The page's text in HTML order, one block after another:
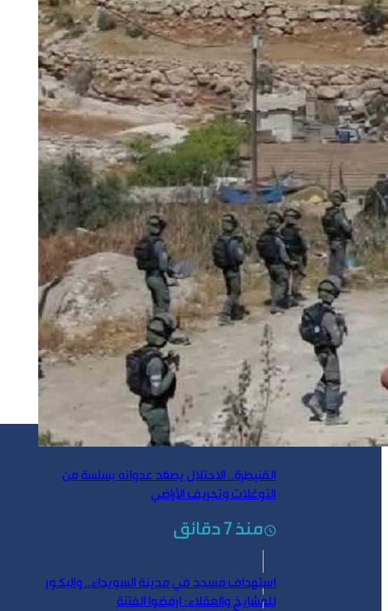
القنيطرة.. الاحتلال يصعّد عدوانه بسلسة من
التوغلات وتجريف الأراضي
منذ 7 دقائق
استهداف مسجد في مدينة السويداء.. والبكور
للمشايخ والعقلاء: ارفضوا الفتنة